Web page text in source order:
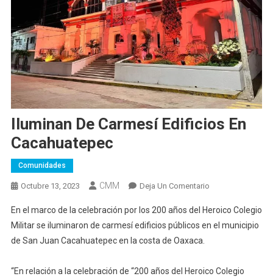
Iluminan De Carmesí Edificios En
Cacahuatepec
Comunidades
Octubre 13, 2023 CMM Deja Un ComentarioEn
De
Carmesí
Cacahuatepec
En el marco de la celebración por los 200 años del Heroico Colegio
Militar se iluminaron de carmesí edificios públicos en el municipio
de San Juan Cacahuatepec en la costa de Oaxaca.
“En relación a la celebración de “200 años del Heroico Colegio